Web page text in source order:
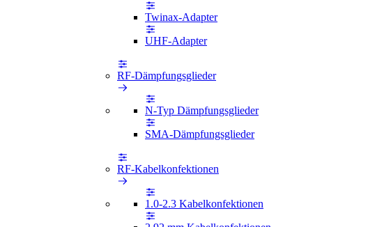
Twinax-Adapter
UHF-Adapter
RF-Dämpfungsglieder
N-Typ Dämpfungsglieder
SMA-Dämpfungsglieder
RF-Kabelkonfektionen
1.0-2.3 Kabelkonfektionen